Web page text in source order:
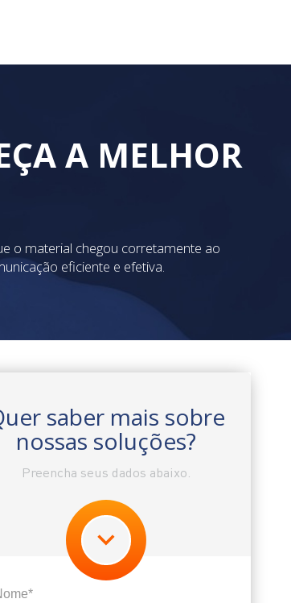
A MELHOR
o material chegou corretamente ao
eficiente e efetiva.
saber mais sobre
nossas soluções?
Preencha seus dados abaixo.